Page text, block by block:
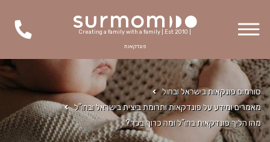
Creating a family with a family | Est 2010 |
פונדקאות
סורמום פונקאות בישראל ובחול
מאמרים ומידע על פונדקאות ותרומת ביצית בישראל ובחו"ל
מהו הליך פונדקאות בחו”ל ומה כרוך בכך?